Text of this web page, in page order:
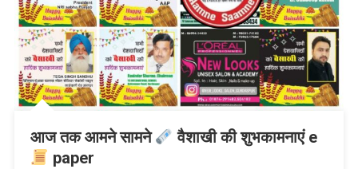
आज तक आमने सामने
वैशाखी की शुभकामनाएं e
paper